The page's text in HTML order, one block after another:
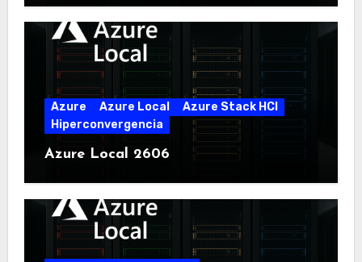
Azure Azure Local
Azure Stack HCI
Hiperconvergencia
Azure Local 2606